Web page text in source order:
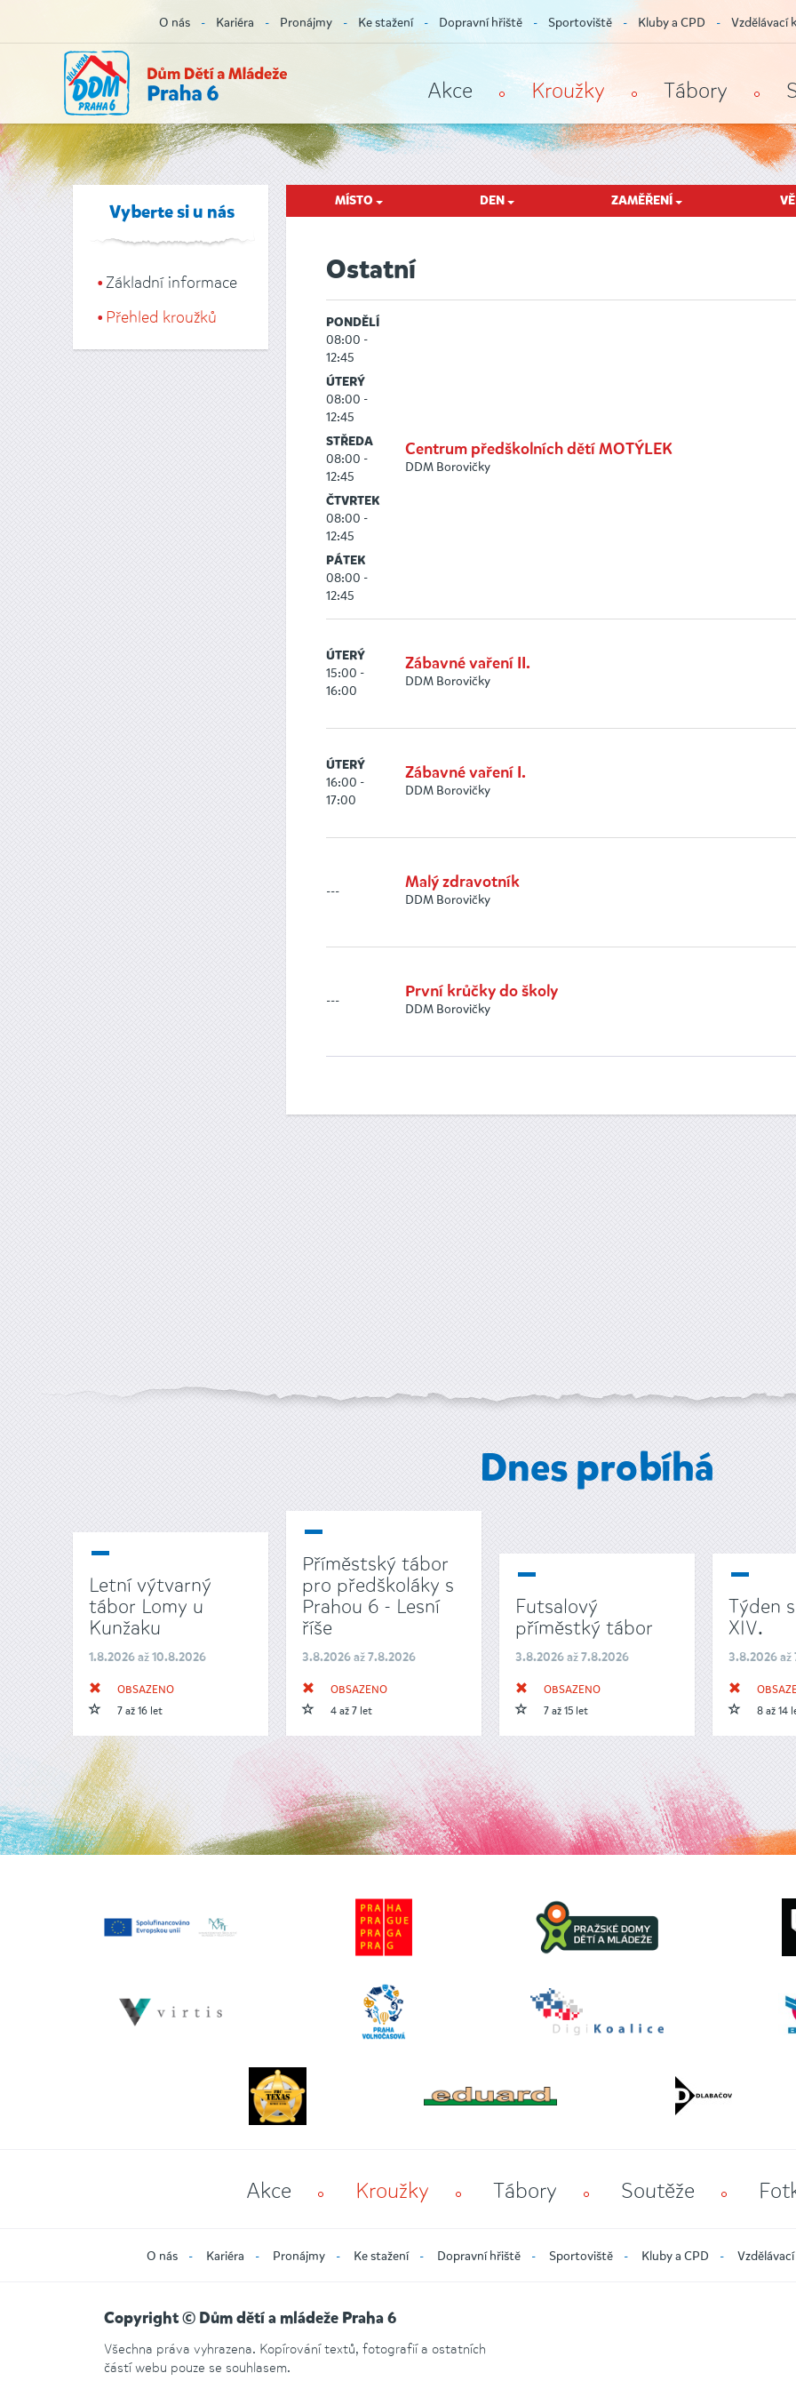
Akce Kroužky Tábory
O nás Kariéra Pronájmy Ke stažení Dopravní hřiště Sportoviště Kluby a CPD Vzdělávací
Vyberte si u nás
Základní informace
Přehled kroužků
MÍSTO DEN ZAMĚŘENÍ
Ostatní
PONDĚLÍ
08:00 -
12:45
ÚTERÝ
08:00 -
12:45
STŘEDA
08:00 -
12:45
ČTVRTEK
08:00 -
12:45
PÁTEK
08:00 -
12:45
Centrum předškolních dětí MOTÝLEK
DDM Borovičky
ÚTERÝ
15:00 -
16:00
Zábavné vaření II.
DDM Borovičky
ÚTERÝ
16:00 -
17:00
Zábavné vaření I.
DDM Borovičky
---
Malý zdravotník
DDM Borovičky
---
První krůčky do školy
DDM Borovičky
Dnes probíhá
Letní výtvarný
tábor Lomy u
Kunžaku
1.8.2026 až 10.8.2026
OBSAZENO
7 až 16 let
Příměstský tábor
pro předškoláky s
Prahou 6 - Lesní
říše
3.8.2026 až 7.8.2026
OBSAZENO
4 až 7 let
Futsalový
příměstký tábor
3.8.2026 až 7.8.2026
OBSAZENO
7 až 15 let
Týden
XIV.
3.8.2026 až
8 až 14
Akce Kroužky Tábory Soutěže
O nás Kariéra Pronájmy Ke stažení Dopravní hřiště Sportoviště Kluby a CPD
Copyright © Dům dětí a mládeže Praha 6
Všechna práva vyhrazena. Kopírování textů, fotografií a ostatních
částí webu pouze se souhlasem.